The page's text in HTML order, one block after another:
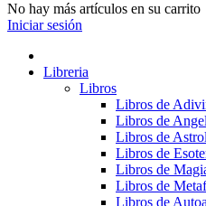
No hay más artículos en su carrito
Iniciar sesión
Libreria
Libros
Libros de
Libros de
Libros de
Libros de
Libros de
Libros de
Libros de